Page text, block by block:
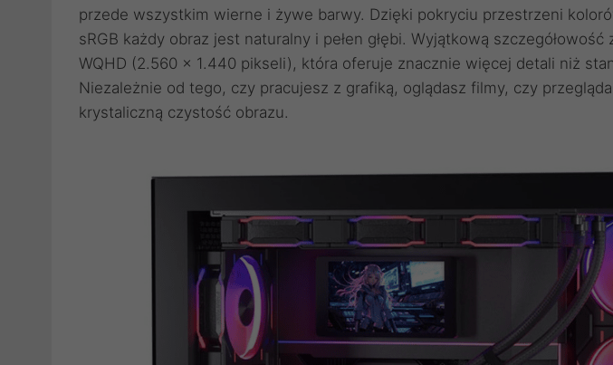
przede wszystkim wierne i żywe barwy. Dzięki pokryciu przestrzeni
sRGB każdy obraz jest naturalny i pełen głębi. Wyjątkową
WQHD (2.560 x 1.440 pikseli), która oferuje znacznie więcej detali niż
Niezależnie od tego, czy pracujesz z grafiką, oglądasz filmy, czy
krystaliczną czystość obrazu.